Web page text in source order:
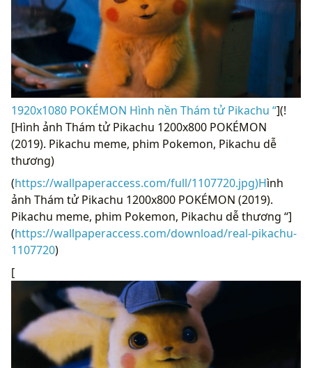
1920x1080 POKÉMON Hình nền Thám tử Pikachu “](!
[Hình ảnh Thám tử Pikachu 1200x800 POKÉMON
(2019). Pikachu meme, phim Pokemon, Pikachu dễ
thương)
(https://wallpaperaccess.com/full/1107720.jpg)Hình
ảnh Thám tử Pikachu 1200x800 POKÉMON (2019).
Pikachu meme, phim Pokemon, Pikachu dễ thương “]
(https://wallpaperaccess.com/download/real-pikachu-
1107720)
[